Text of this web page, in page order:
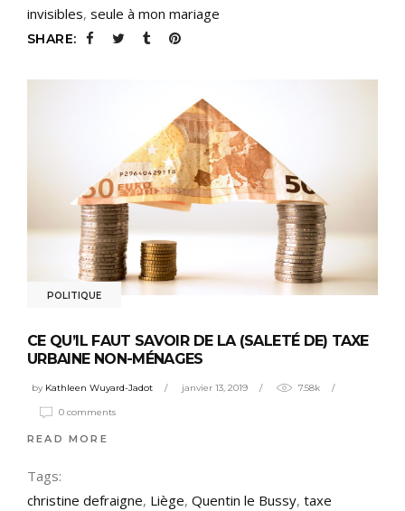
invisibles, seule à mon mariage
SHARE:
POLITIQUE
CE QU’IL FAUT SAVOIR DE LA (SALETÉ DE) TAXE
URBAINE NON-MÉNAGES
by Kathleen Wuyard-Jadot janvier 13, 2019 7.58k
0 comments
READ MORE
Tags:
christine defraigne, Liège, Quentin le Bussy, taxe